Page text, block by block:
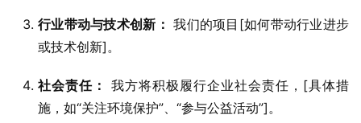
行业带动与技术创新： 我们的项目[如何带动行业进步
或技术创新]。
社会责任：
我方将积极履行企业社会责任，[具体措
施，如“关注环境保护”、“参与公益活动”]。